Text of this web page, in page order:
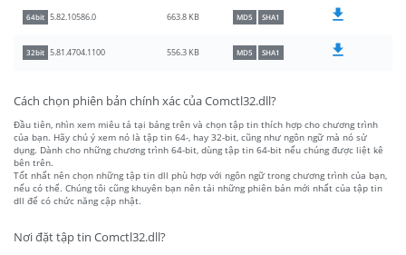
64bit 5.82.10586.0 663.8 KB MD5 SHA1
32bit 5.81.4704.1100 556.3 KB MD5 SHA1
Cách chọn phiên bản chính xác của Comctl32.dll?
Đầu tiên, nhìn xem miêu tả tại bảng trên và chọn tập tin thích hợp cho chương trình
của bạn. Hãy chú ý xem nó là tập tin 64-, hay 32-bit, cũng như ngôn ngữ mà nó sử
dụng. Dành cho những chương trình 64-bit, dùng tập tin 64-bit nếu chúng được liệt kê
bên trên.
Tốt nhất nên chọn những tập tin dll phù hợp với ngôn ngữ trong chương trình của bạn,
nếu có thể. Chúng tôi cũng khuyên bạn nên tải những phiên bản mới nhất của tập tin
dll để có chức năng cập nhật.
Nơi đặt tập tin Comctl32.dll?